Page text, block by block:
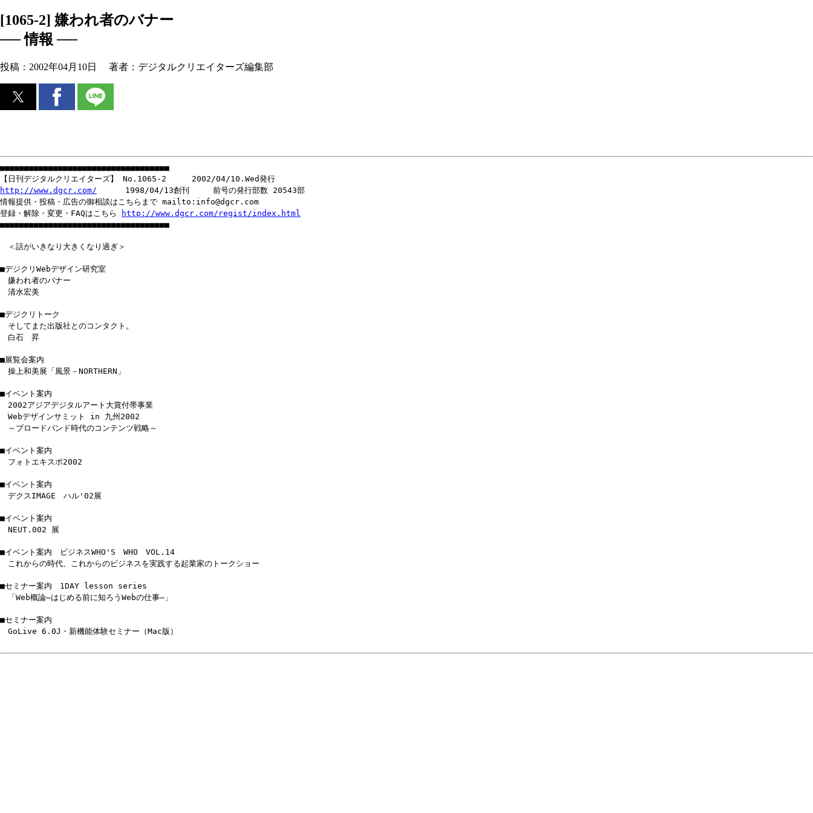
[1065-2] 嫌われ者のバナー
── 情報 ──
投稿： 2002年04月10日 著者： デジタルクリエイターズ編集部
■■■■■■■■■■■■■■■■■■■■■■■■■■■■■■■■■■■
【日刊デジタルクリエイターズ】 No.1065-2 2002/04/10.Wed発行
http://www.dgcr.com/ 1998/04/13創刊 前号の発行部数 20543部
情報提供・投稿・広告の御相談はこちらまで mailto:info@dgcr.com
登録・解除・変更・FAQはこちら
http://www.dgcr.com/regist/index.html
■■■■■■■■■■■■■■■■■■■■■■■■■■■■■■■■■■■
＜話がいきなり大きくなり過ぎ＞
■デジクリWebデザイン研究室
嫌われ者のバナー
清水宏美
■デジクリトーク
そしてまた出版社とのコンタクト。
白石 昇
■展覧会案内
操上和美展「風景－NORTHERN」
■イベント案内
2002アジアデジタルアート大賞付帯事業
Webデザインサミット in 九州2002
～ブロードバンド時代のコンテンツ戦略～
■イベント案内
フォトエキスポ2002
■イベント案内
デクスIMAGE ハル'02展
■イベント案内
NEUT.002 展
■イベント案内 ビジネスWHO'S WHO VOL.14
これからの時代、これからのビジネスを実践する起業家のトークショー
■セミナー案内 1DAY lesson series
「Web概論―はじめる前に知ろうWebの仕事―」
■セミナー案内
GoLive 6.0J・新機能体験セミナー（Mac版）